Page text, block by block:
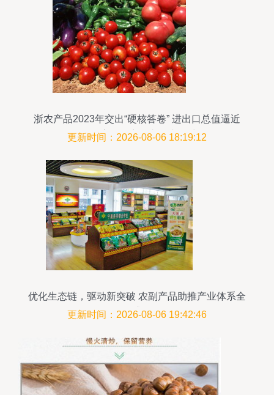
浙农产品2023年交出“硬核答卷” 进出口总值逼近
200亿美元，彰显韧性与活力
更新时间：2026-08-06 18:19:12
优化生态链，驱动新突破 农副产品助推产业体系全
面升级
更新时间：2026-08-06 19:42:46